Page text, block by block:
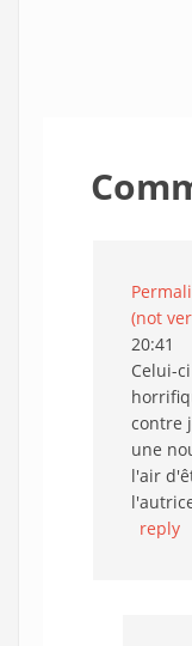
(not
20:41
Celui-
contre
une
l'air
reply